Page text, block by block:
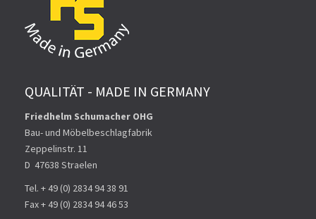
QUALITÄT - MADE IN GERMANY
Friedhelm Schumacher OHG
Bau- und Möbelbeschlagfabrik
Zeppelinstr. 11
D ­ 47638 Straelen
Tel. + 49 (0) 2834 94 38 91
Fax + 49 (0) 2834 94 46 53